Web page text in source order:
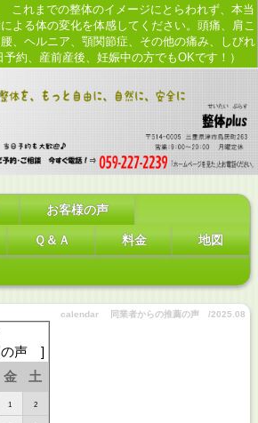
これまでの整体のイメージにとらわれず、本当
よる体の変化を体感してください。頭痛、肩こ
、ヘルニア、顎関節症、その他の痛み、しびれ
約、産前産後、妊娠中の方でもOKです！）
お客様の声
Ｑ＆Ａ 料金 地図
calendar 同業者からの推薦の声 /2025.08
声 ]
金 土
1 2